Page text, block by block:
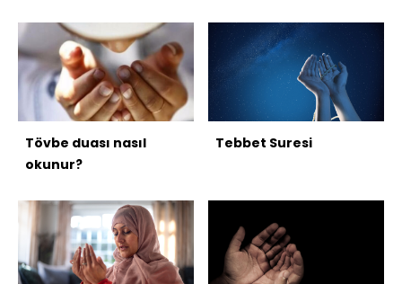
Tövbe duası nasıl
okunur?
Tebbet Suresi